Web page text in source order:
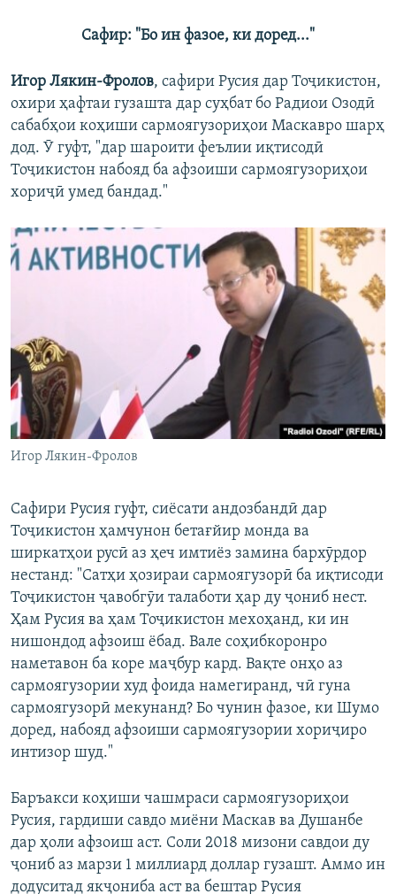
Сафир: "Бо ин фазое, ки доред..."
Игор Лякин-Фролов, сафири Русия дар Тоҷикистон,
охири ҳафтаи гузашта дар суҳбат бо Радиои Озодӣ
сабабҳои коҳиши сармоягузориҳои Маскавро шарҳ
дод. Ӯ гуфт, "дар шароити феълии иқтисодӣ
Тоҷикистон набояд ба афзоиши сармоягузориҳои
хориҷӣ умед бандад."
Игор Лякин-Фролов
Сафири Русия гуфт, сиёсати андозбандӣ дар
Тоҷикистон ҳамчунон бетағйир монда ва
ширкатҳои русӣ аз ҳеч имтиёз замина бархӯрдор
нестанд: "Сатҳи ҳозираи сармоягузорӣ ба иқтисоди
Тоҷикистон ҷавобгӯи талаботи ҳар ду ҷониб нест.
Ҳам Русия ва ҳам Тоҷикистон мехоҳанд, ки ин
нишондод афзоиш ёбад. Вале соҳибкоронро
наметавон ба коре маҷбур кард. Вақте онҳо аз
сармоягузории худ фоида намегиранд, чӣ гуна
сармоягузорӣ мекунанд? Бо чунин фазое, ки Шумо
доред, набояд афзоиши сармоягузории хориҷиро
интизор шуд."
Баръакси коҳиши чашмраси сармоягузориҳои
Русия, гардиши савдо миёни Маскав ва Душанбе
дар ҳоли афзоиш аст. Соли 2018 мизони савдои ду
ҷониб аз марзи 1 миллиард доллар гузашт. Аммо ин
додуситад якҷониба аст ва бештар Русия